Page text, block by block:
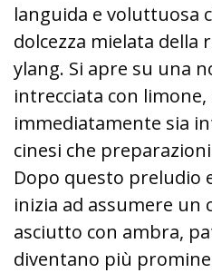
languida e voluttuosa
dolcezza mielata della
ylang. Si apre su una
intrecciata con limone,
immediatamente sia
cinesi che
Dopo questo preludio
inizia ad assumere un
asciutto con ambra,
diventano più